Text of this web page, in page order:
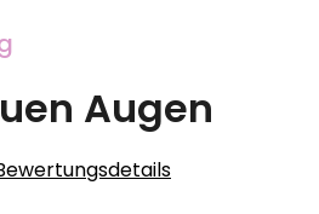
Augen